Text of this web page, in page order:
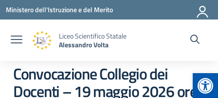
Vai ai contenuti
Vai al menu di navigazione
Vai al footer
Ministero dell'Istruzione e del Merito
Liceo Scientifico Statale
Alessandro Volta
Convocazione Collegio dei
Docenti – 19 maggio 2026 ore